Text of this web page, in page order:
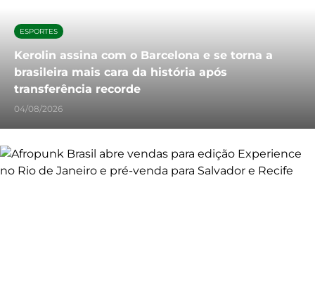
ESPORTES
Kerolin assina com o Barcelona e se torna a
brasileira mais cara da história após
transferência recorde
04/08/2026